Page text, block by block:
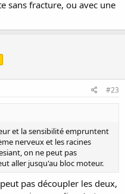
sans fracture, ou avec une
#23
et la sensibilité empruntent
nerveux et les racines
on ne peut pas
aller jusqu'au bloc moteur.
pas découpler les deux,